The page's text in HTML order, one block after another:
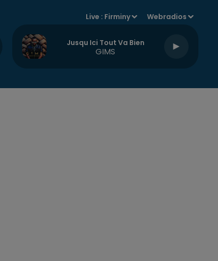
Live : Firminy Webradios
Jusqu Ici Tout Va Bien
GIMS